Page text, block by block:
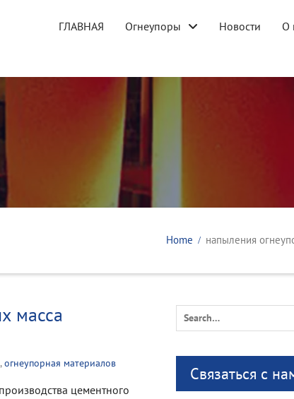
ГЛАВНАЯ Огнеупоры Новости О
Home напыления
масса
,огнеупорная материалов
цементного
Search
for:
Связаться с